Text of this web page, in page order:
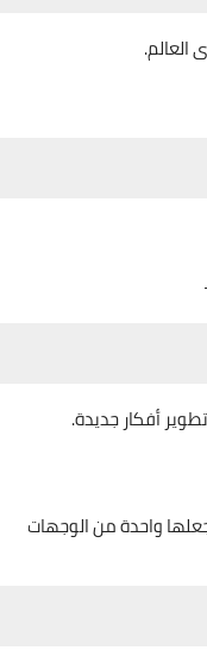
العالم.
أفكار جديدة.
واحدة من الوجهات